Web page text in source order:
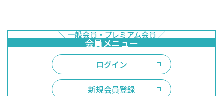
ログイン
新規会員登録